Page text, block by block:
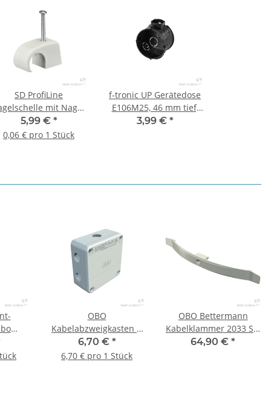
SD ProfiLine
mit Nagel,
14 mm / 30 mm, 100
Stück
5,99 € *
0,06 € pro 1 Stück
f-tronic UP Gerätedose
E106M25, 46 mm tief,
25 Stück
3,99 € *
Stk.
OBO
Kabelabzweigkasten B
9/T, 110x110x51,
lichtgrau - 1 Stück
6,70 € *
6,70 € pro 1 Stück
OBO Bettermann
Kabelklammer 2033 SP,
2 x 8 NYM 3x1,5 PA
64,90 € *